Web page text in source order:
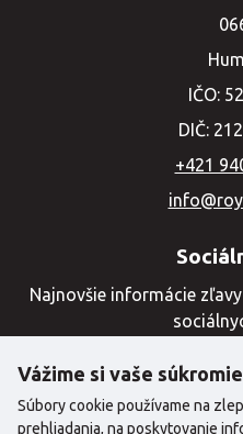
IČO:
DIČ:
+421
Najnovšie informácie
Vážime si vaše súkromie
Súbory cookie používame na
prehliadania, na poskytovanie